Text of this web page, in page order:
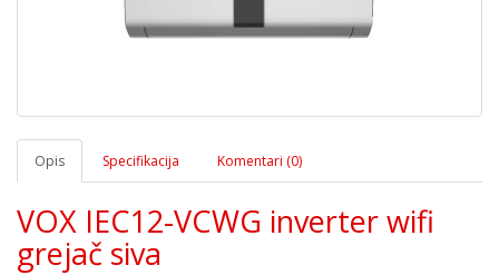
Opis Specifikacija Komentari (0)
VOX IEC12-VCWG inverter wifi
grejač siva